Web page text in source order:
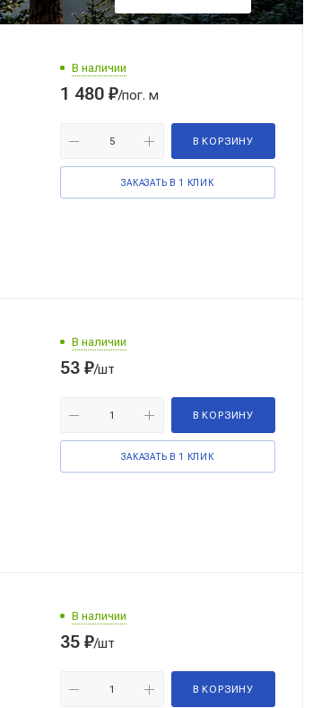
В наличии
1 480 ₽/пог. м
В КОРЗИНУ
ЗАКАЗАТЬ В 1 КЛИК
В наличии
53 ₽/шт
В КОРЗИНУ
ЗАКАЗАТЬ В 1 КЛИК
В наличии
35 ₽/шт
В КОРЗИНУ